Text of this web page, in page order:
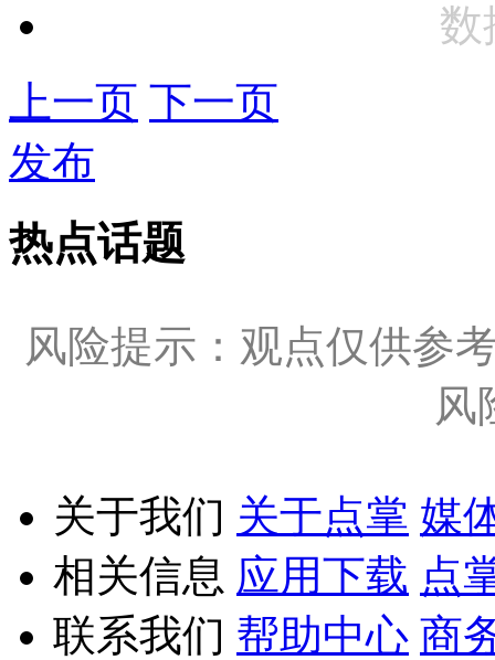
数
上一页 下一页
发布
热点话题
风险提示：观点仅供参
风
关于我们 关于点掌 媒
相关信息 应用下载 点
联系我们 帮助中心 商